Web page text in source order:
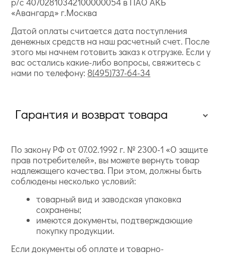
«Авангард» г.Москва
Датой оплаты считается дата поступления
денежных средств на наш расчетный счет. После
этого мы начнем готовить заказ к отгрузке. Если у
вас остались какие-либо вопросы, свяжитесь с
нами по телефону: 8(495)737-64-34
Гарантия и возврат товара
По закону РФ от 07.02.1992 г. № 2300-1 «О защите
прав потребителей», вы можете вернуть товар
надлежащего качества. При этом, должны быть
соблюдены несколько условий:
товарный вид и заводская упаковка
сохранены;
имеются документы, подтверждающие
покупку продукции.
Если документы об оплате и товарно-